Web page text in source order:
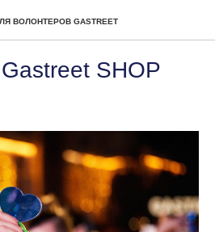
ВОЛОНТЕРОВ GASTREET
SHOP